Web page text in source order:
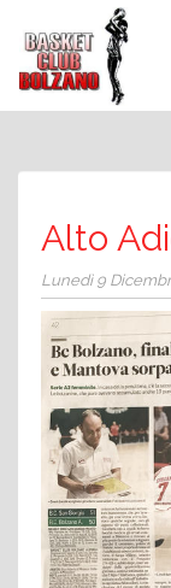
Alto
Lunedì 9